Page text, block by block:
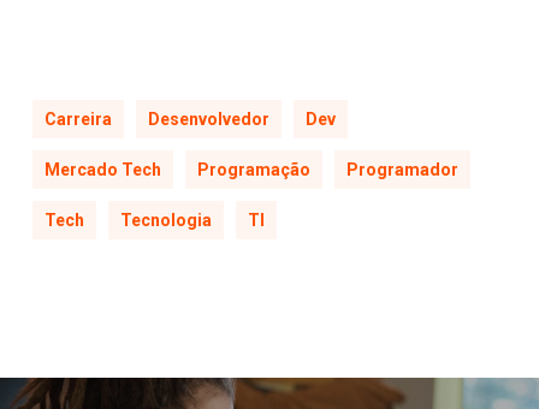
Carreira Desenvolvedor Dev
Mercado Tech Programação Programador
Tech Tecnologia TI